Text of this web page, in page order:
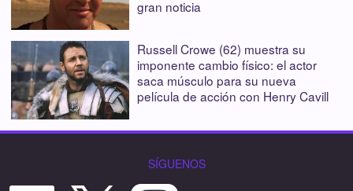
gran noticia
Russell Crowe (62) muestra su
imponente cambio físico: el actor
saca músculo para su nueva
película de acción con Henry Cavill
SÍGUENOS